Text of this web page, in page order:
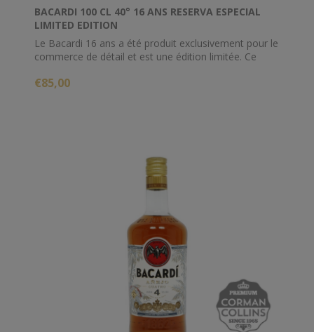
BACARDI 100 CL 40° 16 ANS RESERVA ESPECIAL
LIMITED EDITION
Le Bacardi 16 ans a été produit exclusivement pour le
commerce de détail et est une édition limitée. Ce
chêne blanc américain.
€85,00